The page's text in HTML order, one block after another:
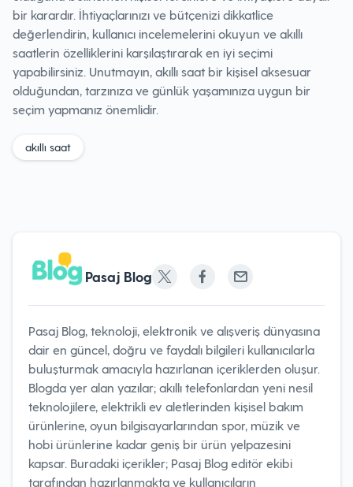
bir karardır. İhtiyaçlarınızı ve bütçenizi dikkatlice
değerlendirin, kullanıcı incelemelerini okuyun ve akıllı
saatlerin özelliklerini karşılaştırarak en iyi seçimi
yapabilirsiniz. Unutmayın, akıllı saat bir kişisel aksesuar
olduğundan, tarzınıza ve günlük yaşamınıza uygun bir
seçim yapmanız önemlidir.
akıllı saat
Pasaj Blog
Pasaj Blog, teknoloji, elektronik ve alışveriş dünyasına
dair en güncel, doğru ve faydalı bilgileri kullanıcılarla
buluşturmak amacıyla hazırlanan içeriklerden oluşur.
Blogda yer alan yazılar; akıllı telefonlardan yeni nesil
teknolojilere, elektrikli ev aletlerinden kişisel bakım
ürünlerine, oyun bilgisayarlarından spor, müzik ve
hobi ürünlerine kadar geniş bir ürün yelpazesini
kapsar. Buradaki içerikler; Pasaj Blog editör ekibi
tarafından hazırlanmakta ve kullanıcıların